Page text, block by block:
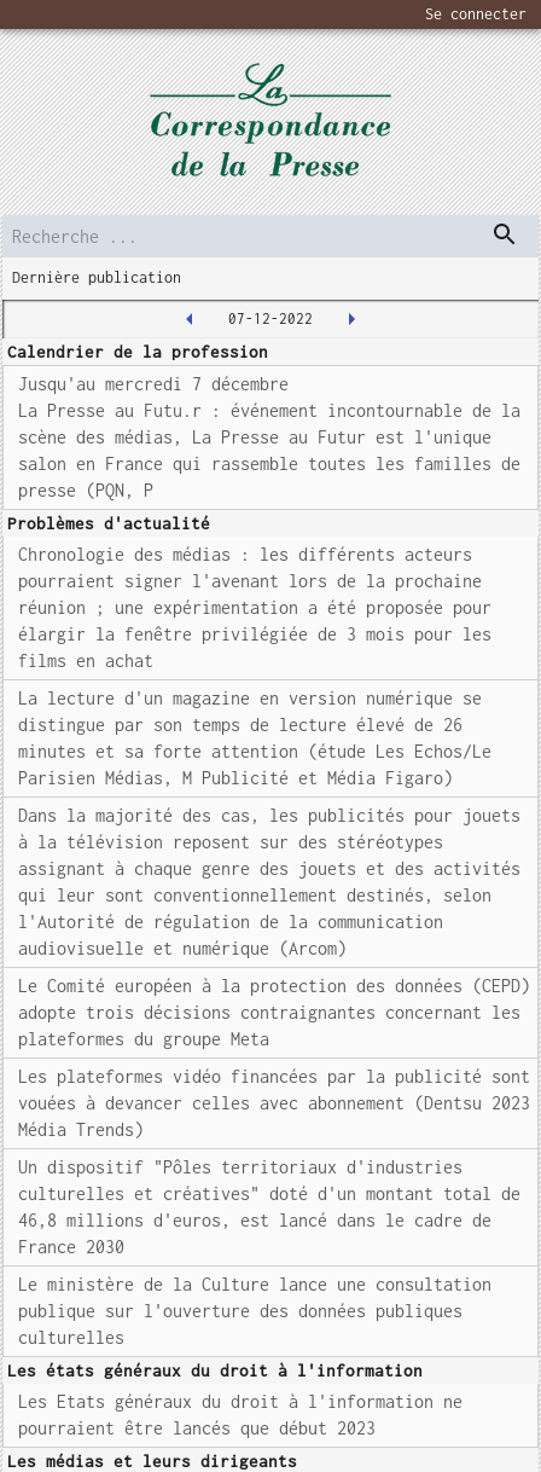
Se connecter
Dernière publication
07-12-2022
Calendrier de la profession
Jusqu'au mercredi 7 décembre
La Presse au Futu.r : événement incontournable de la
scène des médias, La Presse au Futur est l'unique
salon en France qui rassemble toutes les familles de
presse (PQN, P
Problèmes d'actualité
Chronologie des médias : les différents acteurs
pourraient signer l'avenant lors de la prochaine
réunion ; une expérimentation a été proposée pour
élargir la fenêtre privilégiée de 3 mois pour les
films en achat
La lecture d'un magazine en version numérique se
distingue par son temps de lecture élevé de 26
minutes et sa forte attention (étude Les Echos/Le
Parisien Médias, M Publicité et Média Figaro)
Dans la majorité des cas, les publicités pour jouets
à la télévision reposent sur des stéréotypes
assignant à chaque genre des jouets et des activités
qui leur sont conventionnellement destinés, selon
l'Autorité de régulation de la communication
audiovisuelle et numérique (Arcom)
Le Comité européen à la protection des données (CEPD)
adopte trois décisions contraignantes concernant les
plateformes du groupe Meta
Les plateformes vidéo financées par la publicité sont
vouées à devancer celles avec abonnement (Dentsu 2023
Média Trends)
Un dispositif "Pôles territoriaux d'industries
culturelles et créatives" doté d'un montant total de
46,8 millions d'euros, est lancé dans le cadre de
France 2030
Le ministère de la Culture lance une consultation
publique sur l'ouverture des données publiques
culturelles
Les états généraux du droit à l'information
Les Etats généraux du droit à l'information ne
pourraient être lancés que début 2023
Les médias et leurs dirigeants